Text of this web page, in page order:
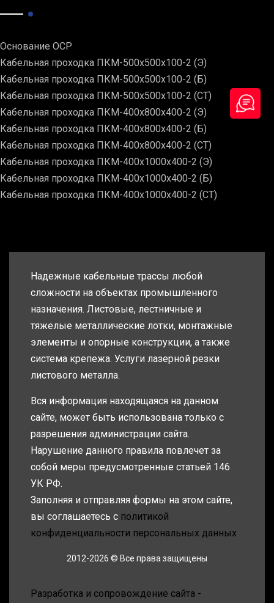
Основание ОСР
Кабельная проходка ПКМ-500х500х100-2 (Э)
Кабельная проходка ПКМ-500х500х100-2 (Б)
Кабельная проходка ПКМ-500х500х100-2 (СТ)
Кабельная проходка ПКМ-400х800х400-2 (Э)
Кабельная проходка ПКМ-400х800х400-2 (Б)
Кабельная проходка ПКМ-400х800х400-2 (СТ)
Кабельная проходка ПКМ-400х1000х400-2 (Э)
Кабельная проходка ПКМ-400х1000х400-2 (Б)
Кабельная проходка ПКМ-400х1000х400-2 (СТ)
Надежные кабельные трассы любой
сложности на объектах промышленного
назначения. Листовые, лестничные и
тяжелые металлические лотки, монтажные
элементы и опорные конструкции, а также
система крепежа. Услуги лазерной резки
листового металла.
Вся информация находящаяся на данном
сайте, может быть использована только с
разрешения администрации сайта.
Нарушение данного правила повлечет за
собой меры предусмотренные статьей 146
УК РФ.
Заполняя и отправляя формы на этом сайте,
вы соглашаетесь с политикой
конфиденциальности персональных данных
2012-2026 © Все права защищены
Разработка и сопровождение сайта -